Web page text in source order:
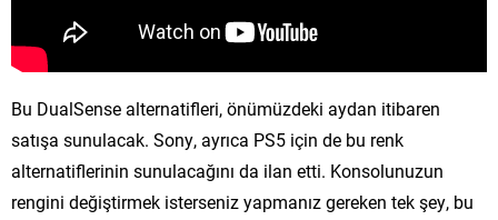
Bu DualSense alternatifleri, önümüzdeki aydan itibaren
satışa sunulacak. Sony, ayrıca PS5 için de bu renk
alternatiflerinin sunulacağını da ilan etti. Konsolunuzun
rengini değiştirmek isterseniz yapmanız gereken tek şey, bu